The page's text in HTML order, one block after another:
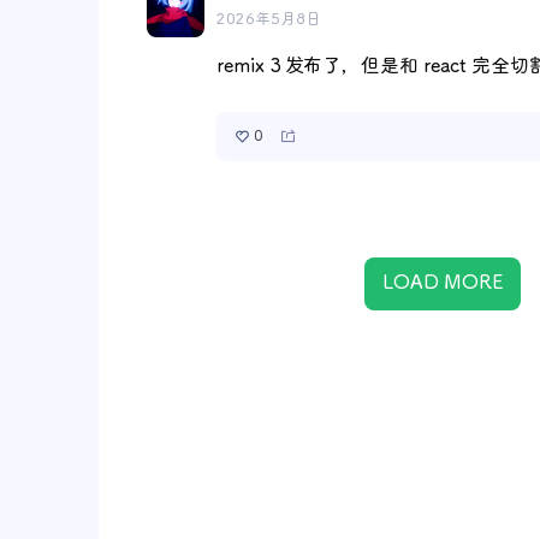
2026年5月8日
remix 3 发布了，但是和 react 完全切
0
LOAD MORE